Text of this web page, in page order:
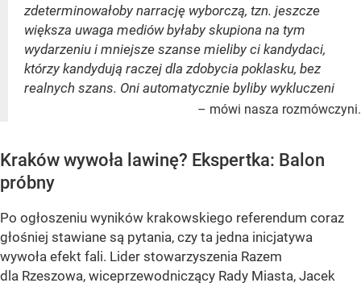
zdeterminowałoby narrację wyborczą, tzn. jeszcze
większa uwaga mediów byłaby skupiona na tym
wydarzeniu i mniejsze szanse mieliby ci kandydaci,
którzy kandydują raczej dla zdobycia poklasku, bez
realnych szans. Oni automatycznie byliby wykluczeni
– mówi nasza rozmówczyni.
Kraków wywoła lawinę? Ekspertka: Balon
próbny
Po ogłoszeniu wyników krakowskiego referendum coraz
głośniej stawiane są pytania, czy ta jedna inicjatywa
wywoła efekt fali. Lider stowarzyszenia Razem
dla Rzeszowa, wiceprzewodniczący Rady Miasta, Jacek